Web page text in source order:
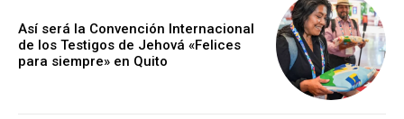
Así será la Convención Internacional
de los Testigos de Jehová «Felices
para siempre» en Quito